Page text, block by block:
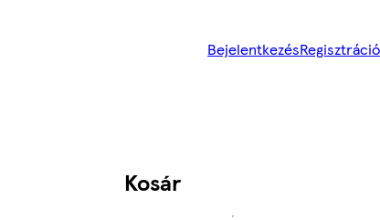
BejelentkezésRegisztráció
Kosár